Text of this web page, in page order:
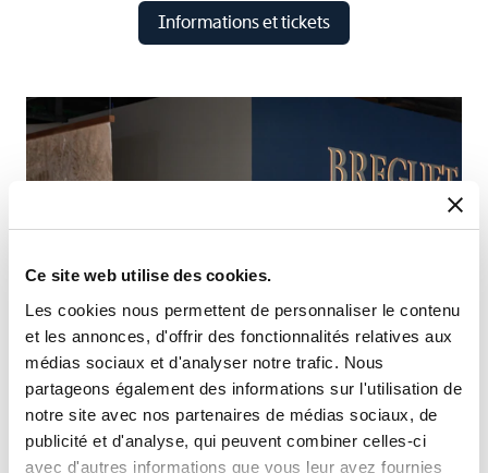
Ce site web utilise des cookies.
Les cookies nous permettent de personnaliser le contenu
et les annonces, d'offrir des fonctionnalités relatives aux
médias sociaux et d'analyser notre trafic. Nous
partageons également des informations sur l'utilisation de
notre site avec nos partenaires de médias sociaux, de
publicité et d'analyse, qui peuvent combiner celles-ci
avec d'autres informations que vous leur avez fournies
Informations et tickets